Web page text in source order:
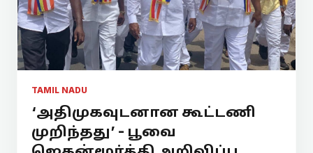
TAMIL NADU
‘அதிமுகவுடனான கூட்டணி
முறிந்தது’ - பூவை